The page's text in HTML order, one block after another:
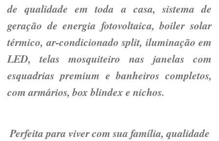
de qualidade em toda a casa, sistema de
geração de energia fotovoltaica, boiler solar
térmico, ar-condicionado split, iluminação em
LED, telas mosquiteiro nas janelas com
esquadrias premium e banheiros completos,
com armários, box blindex e nichos.
Perfeita para viver com sua família, qualidade